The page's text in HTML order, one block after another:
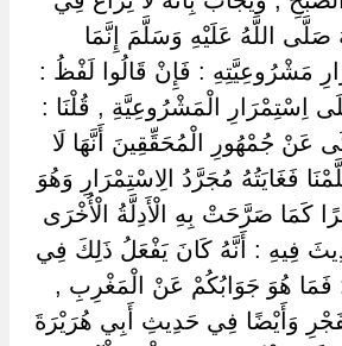
صَلَّى اللَّهُ عَلَيْهِ وَسَلَّمَ إِنَّمَا
مَشْرُوعِيَّتِهِ : فَإِنْ قَالُوا لَفْظُ :
اِسْتِمْرَارِ الْمَشْرُوعِيَّةِ , قُلْنَا :
عَنْ جُمْهُورِ الْمُحَقِّقِينَ أَنَّهَا لَا
فَغَايَتُهُ مُجَرَّدُ الِاسْتِمْرَارِ وَهُوَ
كَمَا صَرَّحَتْ بِهِ الْأَدِلَّةُ الْأُخْرَى
فِيهِ : أَنَّهُ كَانَ يَفْعَلُ ذَلِكَ فِي
فَمَا هُوَ جَوَابُكُمْ عَنْ الْمَغْرِبِ ,
وَأَيْضًا فِي حَدِيثِ أَبِي هُرَيْرَةَ